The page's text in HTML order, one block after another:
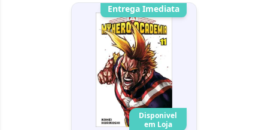
Entrega Imediata
Disponivel
em Loja